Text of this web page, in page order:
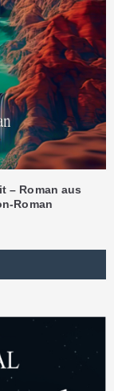
– Roman aus
Roman